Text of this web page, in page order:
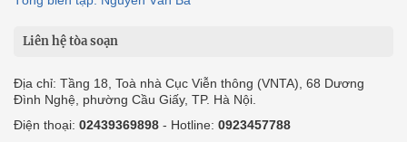
Liên hệ tòa soạn
Địa chỉ: Tầng 18, Toà nhà Cục Viễn thông (VNTA), 68 Dương
Đình Nghệ, phường Cầu Giấy, TP. Hà Nội.
Điện thoại: 02439369898 - Hotline: 0923457788